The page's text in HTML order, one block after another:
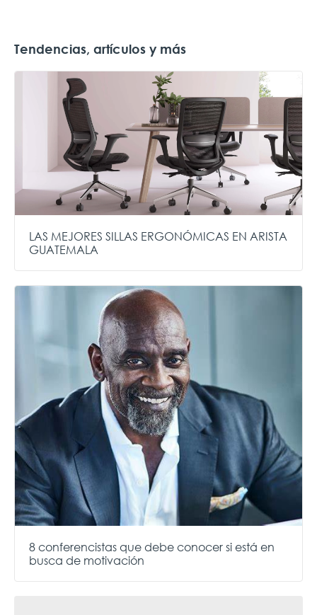
Tendencias, artículos y más
LAS MEJORES SILLAS ERGONÓMICAS EN ARISTA
GUATEMALA
8 conferencistas que debe conocer si está en
busca de motivación